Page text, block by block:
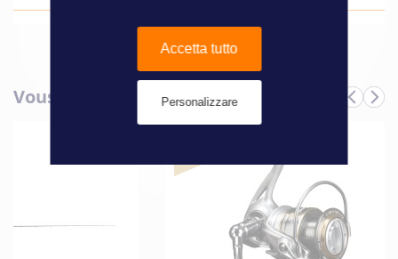
Vous aimerez aussi
Accetta tutto
Personalizzare